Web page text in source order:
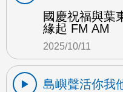
國慶祝福與葉
緣起 FM AM
2025/10/11
島嶼聲活你我